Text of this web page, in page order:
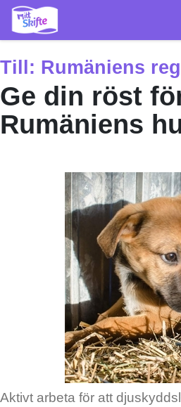
Hoppa
huvudinnehåll
Till: Rumäniens
Ge din röst
Rumäniens
Aktivt arbeta för att